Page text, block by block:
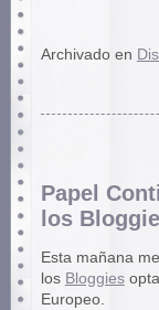
Archivado en
Papel
los
Esta mañana
los Bloggies
Europeo.